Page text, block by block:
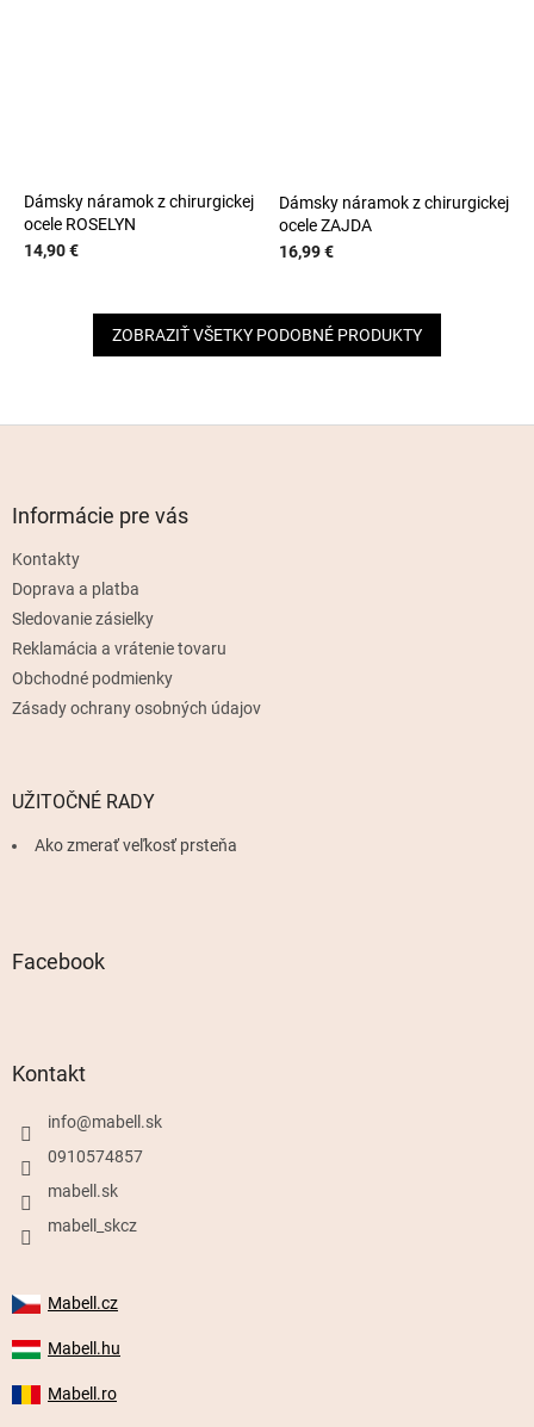
Dámsky náramok z chirurgickej
ocele ROSELYN
14,90 €
Dámsky náramok z chirurgickej
ocele ZAJDA
16,99 €
ZOBRAZIŤ VŠETKY PODOBNÉ PRODUKTY
Informácie pre vás
Kontakty
Doprava a platba
Sledovanie zásielky
Reklamácia a vrátenie tovaru
Obchodné podmienky
Zásady ochrany osobných údajov
UŽITOČNÉ RADY
Ako zmerať veľkosť prsteňa
Facebook
Kontakt
info@mabell.sk
0910574857
mabell.sk
mabell_skcz
Mabell.cz
Mabell.hu
Mabell.ro